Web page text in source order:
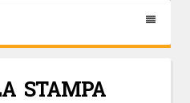
STAMPA